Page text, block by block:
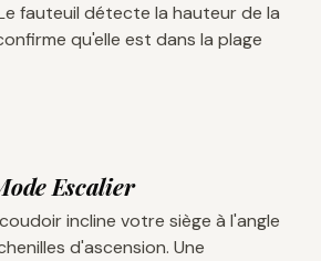
fauteuil détecte la hauteur de la
qu'elle est dans la plage
Escalier
incline votre siège à l'angle
d'ascension. Une